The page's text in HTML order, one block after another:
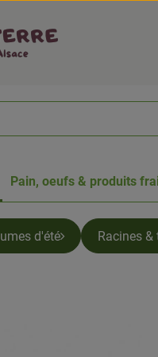
Pain, oeufs & produits
d'été Racines &